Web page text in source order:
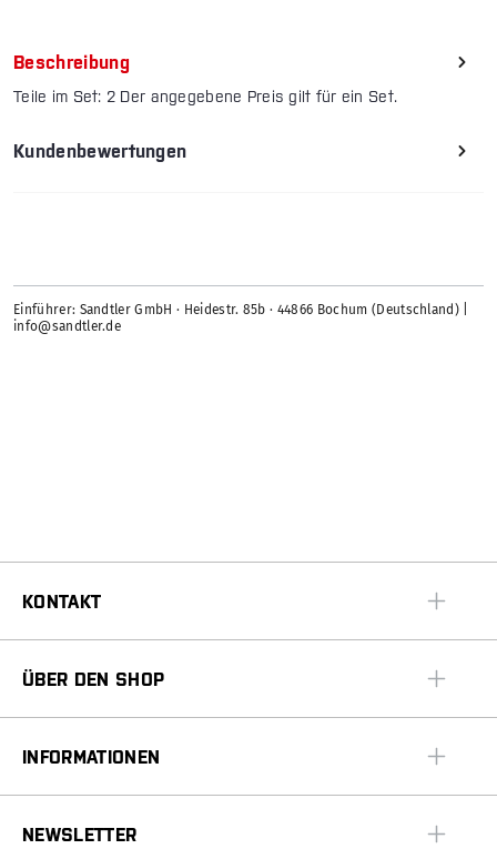
Beschreibung
Teile im Set: 2 Der angegebene Preis gilt für ein Set.
Kundenbewertungen
Einführer: Sandtler GmbH · Heidestr. 85b · 44866 Bochum (Deutschland) |
info@sandtler.de
KONTAKT
ÜBER DEN SHOP
INFORMATIONEN
NEWSLETTER